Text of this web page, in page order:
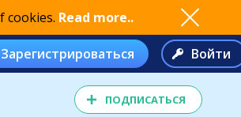
cookies. Read more..
Зарегистрироваться Войти
ПОДПИСАТЬСЯ